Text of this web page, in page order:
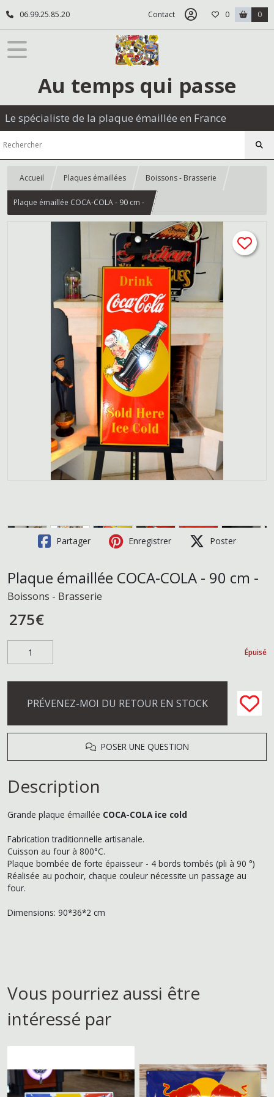
06.99.25.85.20 Contact 0 0
Au temps qui passe
Le spécialiste de la plaque émaillée en France
Accueil Plaques émaillées Boissons - Brasserie
Plaque émaillée COCA-COLA - 90 cm -
Partager Enregistrer Poster
Plaque émaillée COCA-COLA - 90 cm -
Boissons - Brasserie
275€
Épuisé
PRÉVENEZ-MOI DU RETOUR EN STOCK
POSER UNE QUESTION
Description
Grande plaque émaillée COCA-COLA ice cold
Fabrication traditionnelle artisanale.
Cuisson au four à 800°C.
Plaque bombée de forte épaisseur - 4 bords tombés (pli à 90 °)
Réalisée au pochoir, chaque couleur nécessite un passage au
four.
Dimensions: 90*36*2 cm
Vous pourriez aussi être
intéressé par